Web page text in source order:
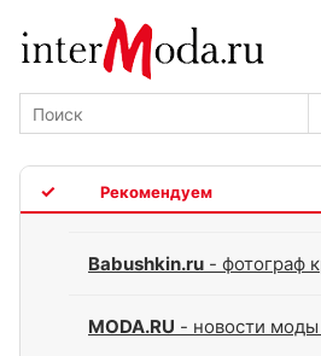
Babushkin.ru - фотограф
MODA.RU - новости моды